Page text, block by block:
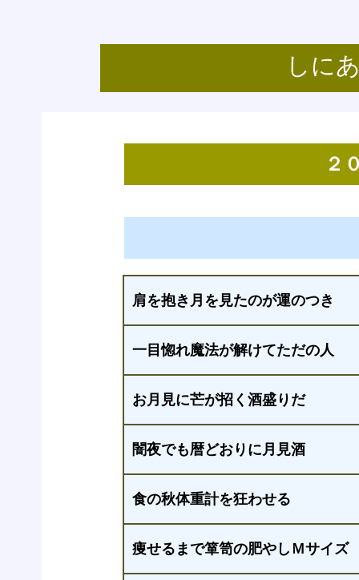
しに
２
肩を抱き月を見たのが運のつき
一目惚れ魔法が解けてただの人
お月見に芒が招く酒盛りだ
闇夜でも暦どおりに月見酒
食の秋体重計を狂わせる
痩せるまで箪笥の肥やしＭサイズ